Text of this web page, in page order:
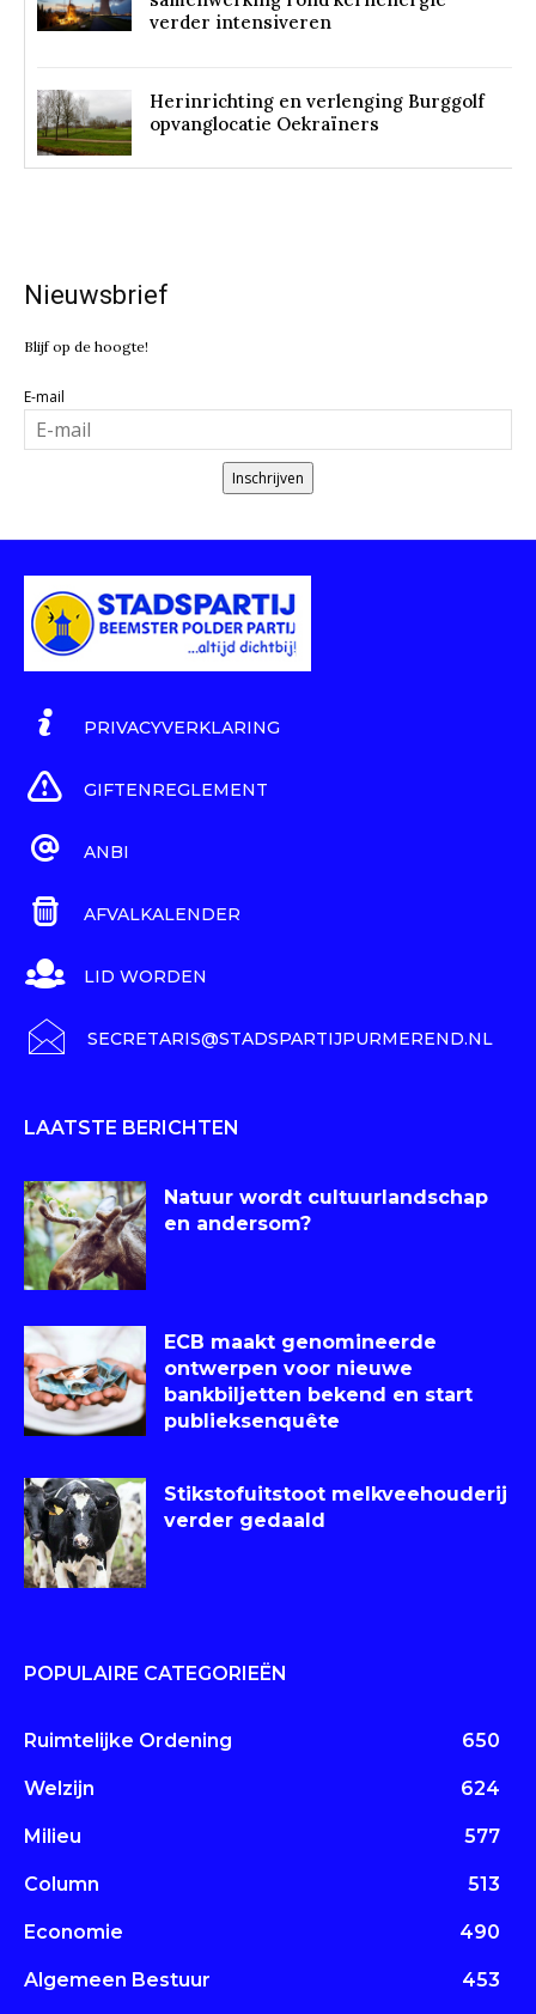
verder intensiveren
Herinrichting en verlenging Burggolf
opvanglocatie Oekraïners
Nieuwsbrief
Blijf op de hoogte!
E-mail
Inschrijven
PRIVACYVERKLARING
GIFTENREGLEMENT
ANBI
AFVALKALENDER
LID WORDEN
SECRETARIS@STADSPARTIJPURMEREND.NL
LAATSTE BERICHTEN
Natuur wordt cultuurlandschap
en andersom?
ECB maakt genomineerde
ontwerpen voor nieuwe
bankbiljetten bekend en start
publieksenquête
Stikstofuitstoot melkveehouderij
verder gedaald
POPULAIRE CATEGORIEËN
Ruimtelijke Ordening 650
Welzijn 624
Milieu 577
Column 513
Economie 490
Algemeen Bestuur 453